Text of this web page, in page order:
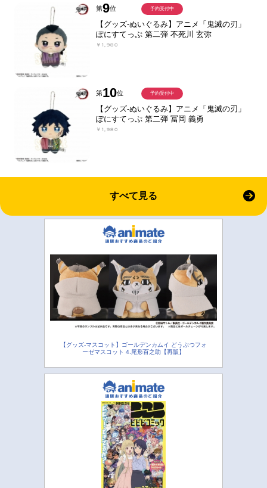
第9位
【グッズ-ぬいぐるみ】アニメ「鬼滅の刃」
ぽにすてっぷ 第二弾 不死川 玄弥
￥1,980
予約受付中
第10位
【グッズ-ぬいぐるみ】アニメ「鬼滅の刃」
ぽにすてっぷ 第二弾 冨岡 義勇
￥1,980
予約受付中
すべて見る
【グッズ-マスコット】ゴールデンカムイ どうぶつフォ
ーゼマスコット 4.尾形百之助【再販】